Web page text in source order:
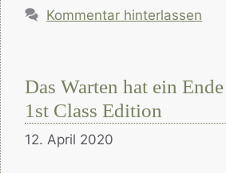
Kommentar hinterlassen
Das Warten hat ein
1st Class Edition
12. April 2020